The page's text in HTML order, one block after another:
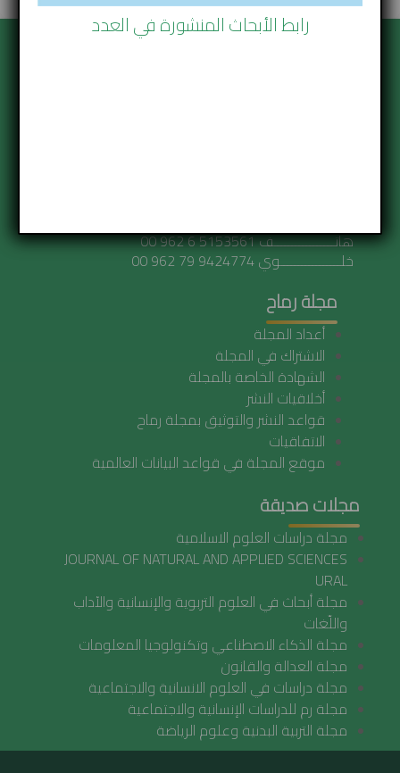
back to top
هاتـــــــــــــــــف 5153561 6 962 00
خلـــــــــــــــــوي 9424774 79 962 00
مجلة رماح
أعداد المجلة
الاشتراك في المجلة
الشهادة الخاصة بالمجلة
أخلاقيات النشر
قواعد النشر والتوثيق بمجلة رماح
الاتفاقيات
موقع المجلة في قواعد البيانات العالمية
مجلات صديقة
مجلة دراسات العلوم الاسلامية
JOURNAL OF NATURAL AND APPLIED SCIENCES
URAL
مجلة أبحاث في العلوم التربوية والإنسانية والآداب
واللّغات
مجلة الذكاء الاصطناعي وتكنولوجيا المعلومات
مجلة العدالة والقانون
مجلة دراسات في العلوم الانسانية والاجتماعية
مجلة رم للدراسات الإنسانية والاجتماعية
مجلة التربية البدنية وعلوم الرياضة
رابط الأبحاث المنشورة في العدد